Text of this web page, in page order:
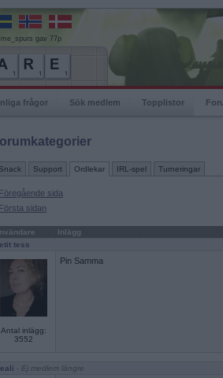
gav 77p
frågor Sök medlem Topplistor
Snack Support Ordlekar IRL-spel Turneringar
sida
sidan
Inlägg
tess
Antal inlägg:
3552
Pin Samma
- Ej medlem längre